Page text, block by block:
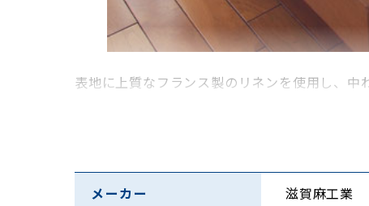
表地に上質なフランス製のリネンを使用し、中
メーカー 滋賀麻工業